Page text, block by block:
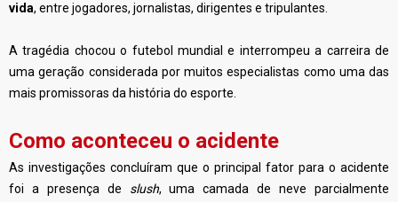
vida, entre jogadores, jornalistas, dirigentes e tripulantes.
A tragédia chocou o futebol mundial e interrompeu a carreira de
uma geração considerada por muitos especialistas como uma das
mais promissoras da história do esporte.
Como aconteceu o acidente
As investigações concluíram que o principal fator para o acidente
foi a presença de slush, uma camada de neve parcialmente